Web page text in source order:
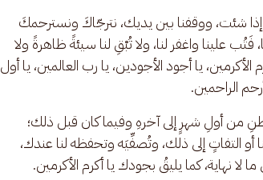
إذا شئت، ووقفنا بين يديك، نترجّاكَ ونسترحمكَ
واغفر لنا، ولا تُبْقِ لنا سيئةً ظاهرةً ولا
يا أجود الأجودين، يا رب العالمين، يا أول
الراحمين.
من أولِ شهرٍ إلى آخرهِ وفيما كان قبل ذلك؛
التفاتٍ إلى ذلك، وتُصفِّيَه وتحفظه لنا عندك،
لا نهاية، كما يليقُ بجودك يا أكرم الأكرمين.